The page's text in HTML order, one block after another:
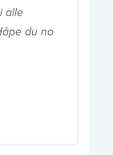
alle
du no